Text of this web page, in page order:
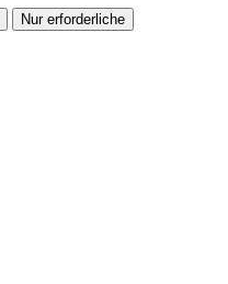
Nur erforderliche